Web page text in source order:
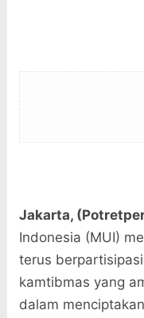
Jakarta,
Indonesia (MUI)
terus
kamtibmas yang
dalam